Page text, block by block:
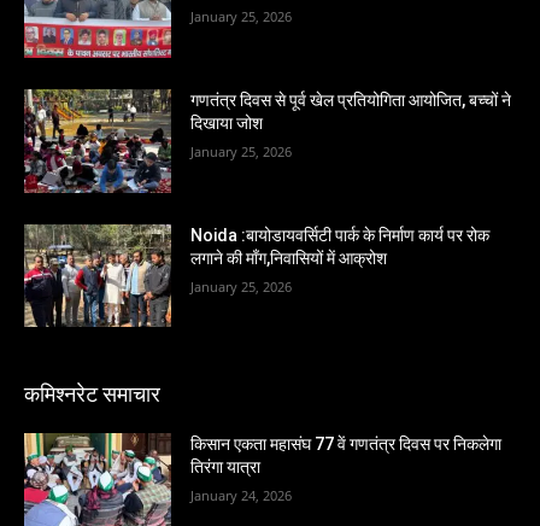
January 25, 2026
गणतंत्र दिवस से पूर्व खेल प्रतियोगिता आयोजित, बच्चों ने
दिखाया जोश
January 25, 2026
Noida :बायोडायवर्सिटी पार्क के निर्माण कार्य पर रोक
लगाने की माँग,निवासियों में आक्रोश
January 25, 2026
कमिश्नरेट समाचार
किसान एकता महासंघ 77 वें गणतंत्र दिवस पर निकलेगा
तिरंगा यात्रा
January 24, 2026